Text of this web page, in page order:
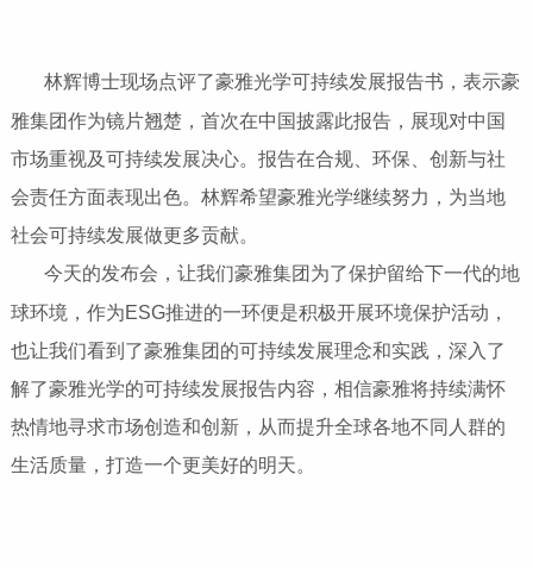
林辉博士现场点评了豪雅光学可持续发展报告书，表示豪
雅集团作为镜片翘楚，首次在中国披露此报告，展现对中国
市场重视及可持续发展决心。报告在合规、环保、创新与社
会责任方面表现出色。林辉希望豪雅光学继续努力，为当地
社会可持续发展做更多贡献。
今天的发布会，让我们豪雅集团为了保护留给下一代的地
球环境，作为ESG推进的一环便是积极开展环境保护活动，
也让我们看到了豪雅集团的可持续发展理念和实践，深入了
解了豪雅光学的可持续发展报告内容，相信豪雅将持续满怀
热情地寻求市场创造和创新，从而提升全球各地不同人群的
生活质量，打造一个更美好的明天。